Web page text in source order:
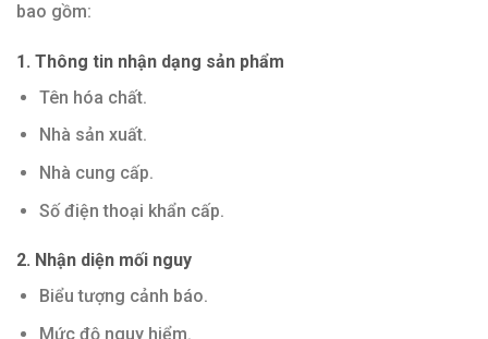
bao gồm:
1. Thông tin nhận dạng sản phẩm
Tên hóa chất.
Nhà sản xuất.
Nhà cung cấp.
Số điện thoại khẩn cấp.
2. Nhận diện mối nguy
Biểu tượng cảnh báo.
Mức độ nguy hiểm.